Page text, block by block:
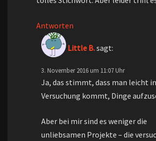
Antworten
Little B.sagt:
3. November 2016 um 11:07 Uhr
Ja, das stimmt, dass man leicht
Versuchung kommt, Dinge
Aber bei mir sind es weniger die
unliebsamen Projekte – die